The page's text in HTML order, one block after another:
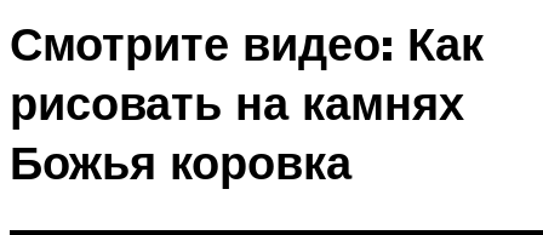
Смотрите видео: Как
рисовать на камнях
Божья коровка